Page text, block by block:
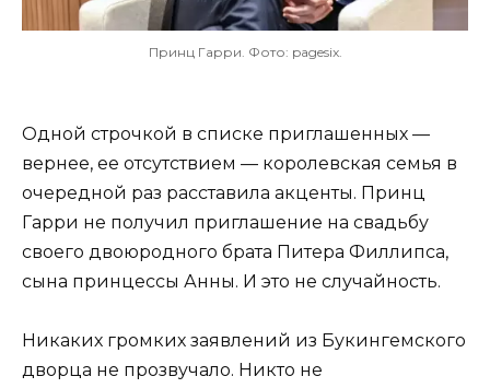
Принц Гарри. Фото: pagesix.
Одной строчкой в списке приглашенных —
вернее, ее отсутствием — королевская семья в
очередной раз расставила акценты. Принц
Гарри не получил приглашение на свадьбу
своего двоюродного брата Питера Филлипса,
сына принцессы Анны. И это не случайность.
Никаких громких заявлений из Букингемского
дворца не прозвучало. Никто не